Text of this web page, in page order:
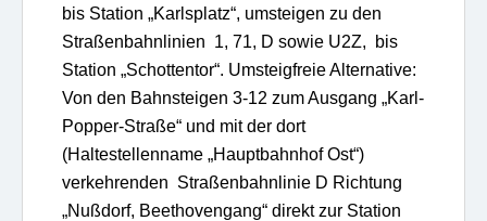
bis Station „Karlsplatz“, umsteigen zu den
Straßenbahnlinien 1, 71, D sowie U2Z, bis
Station „Schottentor“. Umsteigfreie Alternative:
Von den Bahnsteigen 3-12 zum Ausgang „Karl-
Popper-Straße“ und mit der dort
(Haltestellenname „Hauptbahnhof Ost“)
verkehrenden Straßenbahnlinie D Richtung
„Nußdorf, Beethovengang“ direkt zur Station